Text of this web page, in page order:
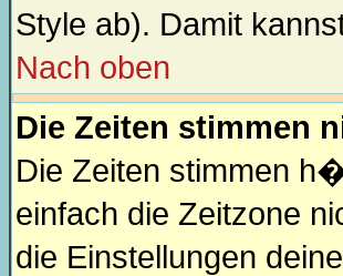
Style ab). Damit
Nach oben
Die Zeiten stimmen
Die Zeiten stimmen
einfach die Zeitzone
die Einstellungen